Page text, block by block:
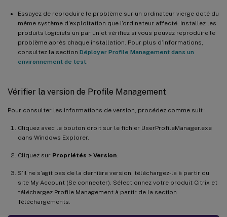
Essayez de reproduire le problème sur un ordinateur vierge doté du
même système d’exploitation que l’ordinateur affecté. Installez les
produits logiciels un par un et vérifiez si vous pouvez reproduire le
problème après chaque installation. Pour plus d’informations,
consultez la section Déployer Profile Management dans un
environnement de test
Vérifier la version de Profile Management
Pour consulter les informations de version, procédez comme suit :
Cliquez avec le bouton droit sur le fichier UserProfileManager.exe
dans Windows Explorer.
Cliquez sur Propriétés > Version
S’il ne s’agit pas de la dernière version, téléchargez-la à partir du
site My Account (Se connecter). Sélectionnez votre produit Citrix et
téléchargez Profile Management à partir de la section
Téléchargements.